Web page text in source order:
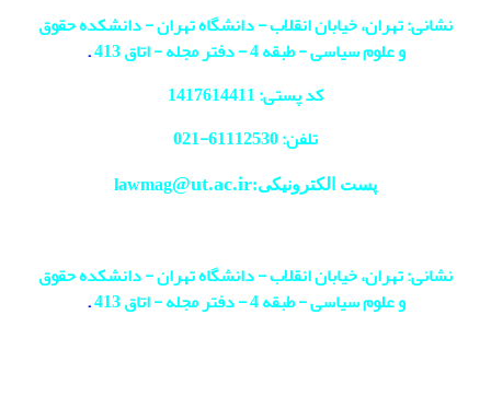
نشانی: تهران، خیابان انقلاب - دانشگاه تهران - دانشکده حقوق
و علوم سیاسی - طبقه 4 - دفتر مجله - اتاق 413
.
کد پستی: 1417614411
تلفن: 61112530-
021
پست الکترونیکی:lawmag@ut.ac.ir
نشانی: تهران، خیابان انقلاب - دانشگاه تهران - دانشکده حقوق
و علوم سیاسی - طبقه 4 - دفتر مجله - اتاق 413
.